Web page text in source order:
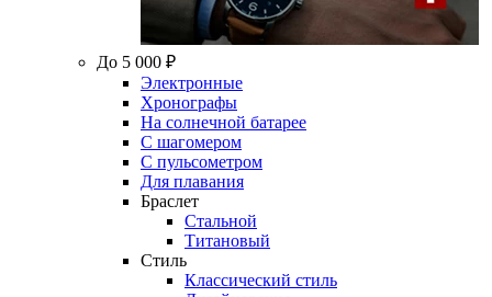
До 5 000 ₽
Электронные
Хронографы
На солнечной батарее
С шагомером
С пульсометром
Для плавания
Браслет
Стальной
Титановый
Стиль
Классический стиль